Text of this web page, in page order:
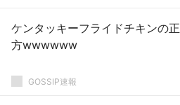
ケンタッキーフライドチキンの
方wwwwww
GOSSIP速報